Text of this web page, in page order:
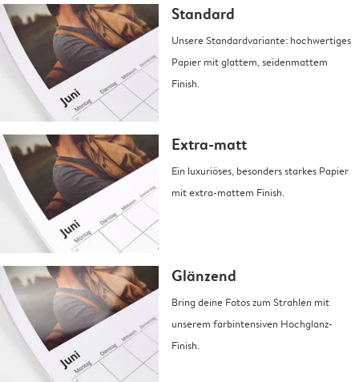
Standard
Unsere Standardvariante: hochwertiges
Papier mit glattem, seidenmattem
Finish.
Extra-matt
Ein luxuriöses, besonders starkes Papier
mit extra-mattem Finish.
Glänzend
Bring deine Fotos zum Strahlen mit
unserem farbintensiven Hochglanz-
Finish.